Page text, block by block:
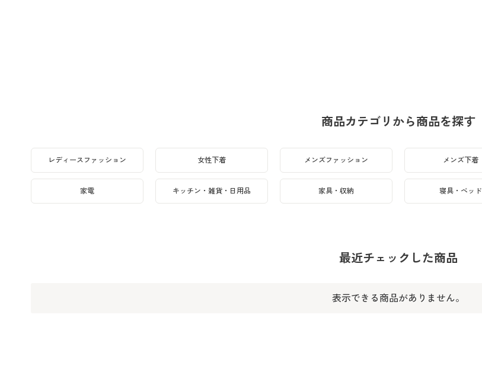
商品カテゴリから商品を探す
レディースファッション 女性下着 メンズファッション メンズ下着
家電 キッチン・雑貨・日用品 家具・収納 寝具・ベッド
最近チェックした商品
表示できる商品がありません。